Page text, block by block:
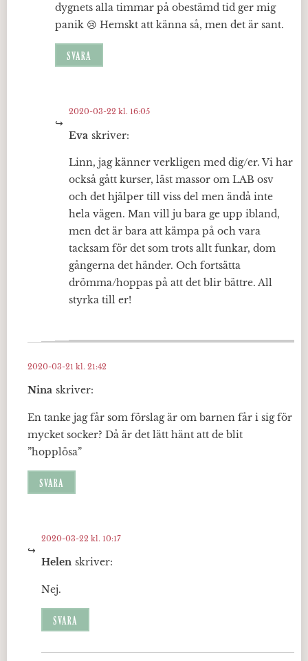
dygnets alla timmar på obestämd tid ger mig
panik 😢 Hemskt att känna så, men det är sant.
SVARA
Eva skriver:
2020-03-22 kl. 16:05
Linn, jag känner verkligen med dig/er. Vi har
också gått kurser, läst massor om LAB osv
och det hjälper till viss del men ändå inte
hela vägen. Man vill ju bara ge upp ibland,
men det är bara att kämpa på och vara
tacksam för det som trots allt funkar, dom
gångerna det händer. Och fortsätta
drömma/hoppas på att det blir bättre. All
styrka till er!
Nina skriver:
2020-03-21 kl. 21:42
En tanke jag får som förslag är om barnen får i sig för
mycket socker? Då är det lätt hänt att de blit
”hopplösa”
SVARA
Helen skriver:
2020-03-22 kl. 10:17
Nej.
SVARA